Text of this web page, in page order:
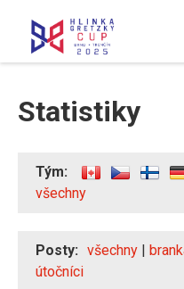
Statistiky
Tým:
všechny
Posty: všechny |
útočníci